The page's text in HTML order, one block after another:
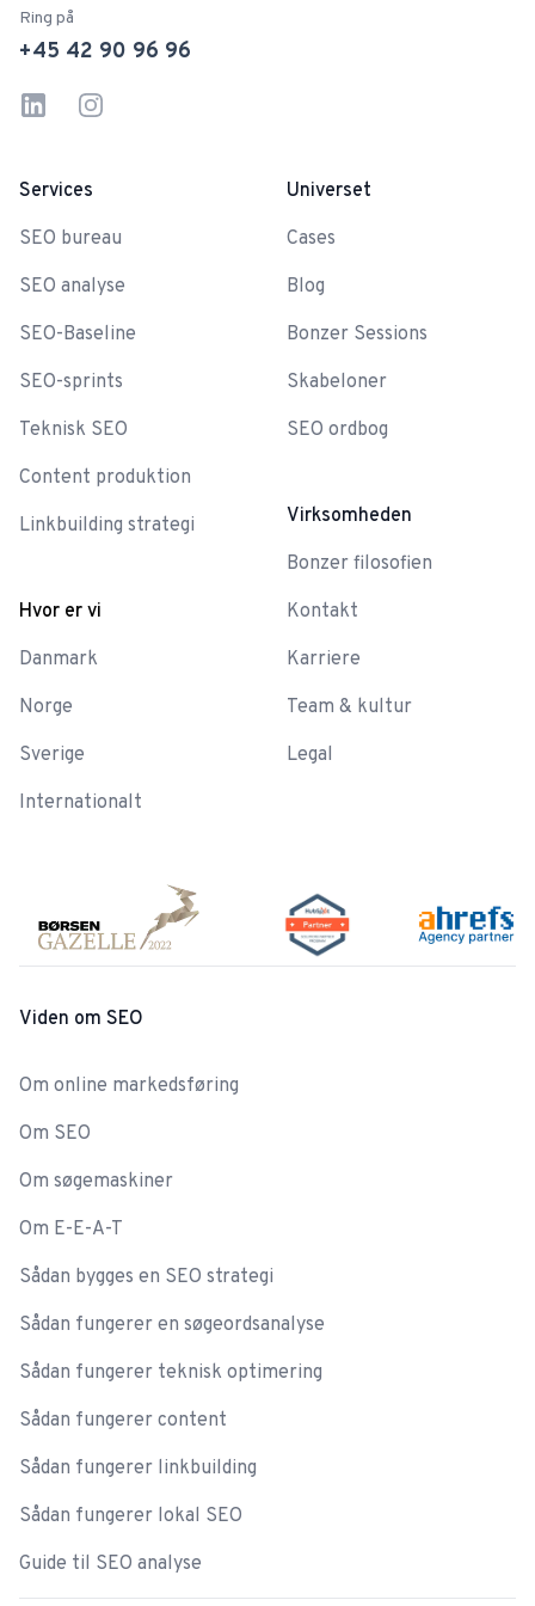
Ring på
+45 42 90 96 96
LinkedinInstagram
Services
SEO bureau
SEO analyse
SEO-Baseline
SEO-sprints
Teknisk SEO
Content produktion
Linkbuilding strategi
Hvor er vi
Danmark
Norge
Sverige
Internationalt
Universet
Cases
Blog
Bonzer Sessions
Skabeloner
SEO ordbog
Virksomheden
Bonzer filosofien
Kontakt
Karriere
Team & kultur
Legal
Viden om SEO
Om online markedsføring
Om SEO
Om søgemaskiner
Om E-E-A-T
Sådan bygges en SEO strategi
Sådan fungerer en søgeordsanalyse
Sådan fungerer teknisk optimering
Sådan fungerer content
Sådan fungerer linkbuilding
Sådan fungerer lokal SEO
Guide til SEO analyse